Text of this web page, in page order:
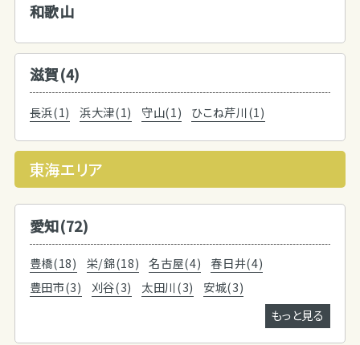
和歌山
滋賀(4)
長浜(1) 浜大津(1) 守山(1) ひこね芹川(1)
東海エリア
愛知(72)
豊橋(18) 栄/錦(18) 名古屋(4)
春日井(4)
豊田市(3)
刈谷(3) 太田川(3)
安城(3)
もっと見る